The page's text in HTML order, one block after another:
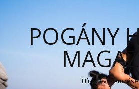
POGÁNY
Hírek és